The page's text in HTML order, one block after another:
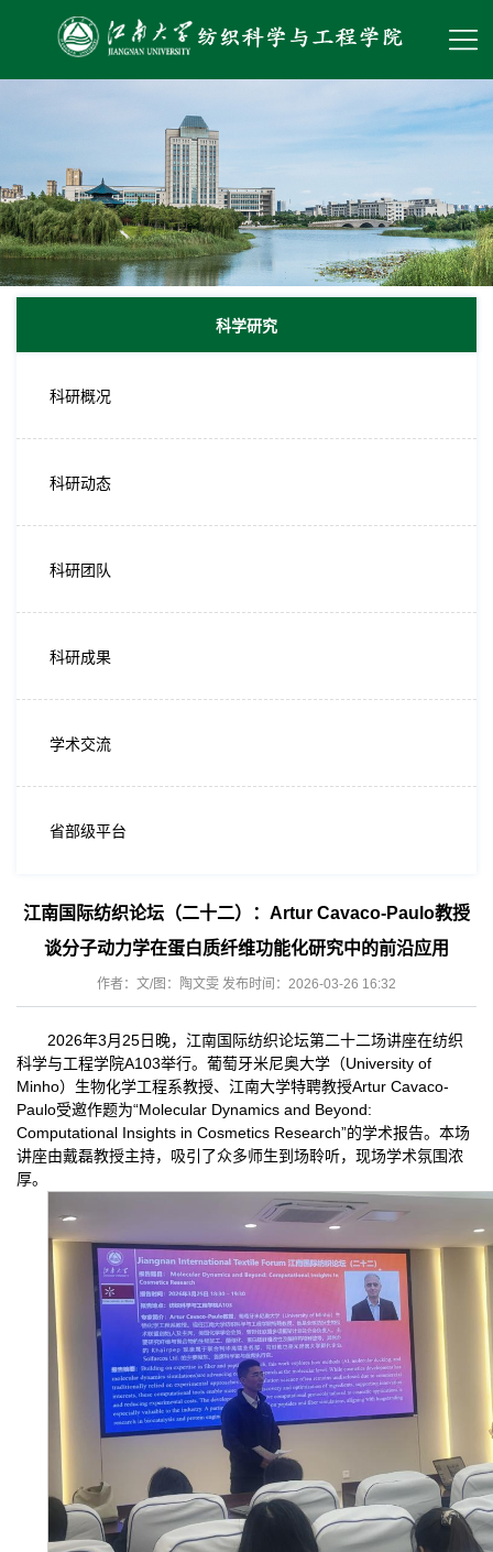
科学研究
科研概况
科研动态
科研团队
科研成果
学术交流
省部级平台
江南国际纺织论坛（二十二）：Artur Cavaco-Paulo教授
谈分子动力学在蛋白质纤维功能化研究中的前沿应用
作者：文/图：陶文雯 发布时间：2026-03-26 16:32
2026年3月25日晚，江南国际纺织论坛第二十二场讲座在纺织
科学与工程学院A103举行。葡萄牙米尼奥大学（University of
Minho）生物化学工程系教授、江南大学特聘教授Artur Cavaco-
Paulo受邀作题为“Molecular Dynamics and Beyond:
Computational Insights in Cosmetics Research”的学术报告。本场
讲座由戴磊教授主持，吸引了众多师生到场聆听，现场学术氛围浓
厚。